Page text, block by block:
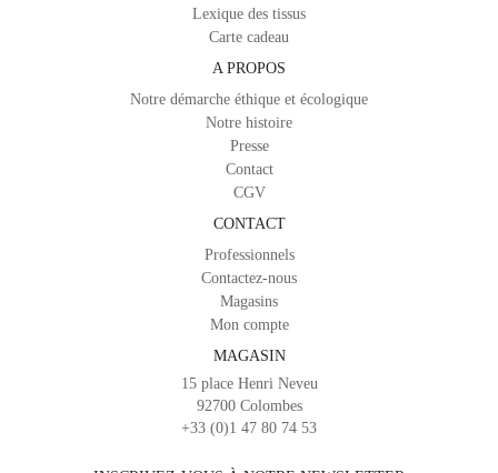
Lexique des tissus
Carte cadeau
A PROPOS
Notre démarche éthique et écologique
Notre histoire
Presse
Contact
CGV
CONTACT
Professionnels
Contactez-nous
Magasins
Mon compte
MAGASIN
15 place Henri Neveu
92700 Colombes
+33 (0)1 47 80 74 53